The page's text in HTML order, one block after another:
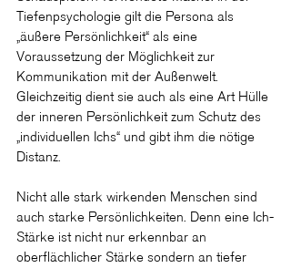
Tiefenpsychologie gilt die Persona als
„äußere Persönlichkeit“ als eine
Voraussetzung der Möglichkeit zur
Kommunikation mit der Außenwelt.
Gleichzeitig dient sie auch als eine Art Hülle
der inneren Persönlichkeit zum Schutz des
„individuellen Ichs“ und gibt ihm die nötige
Distanz.
Nicht alle stark wirkenden Menschen sind
auch starke Persönlichkeiten. Denn eine Ich-
Stärke ist nicht nur erkennbar an
oberflächlicher Stärke sondern an tiefer